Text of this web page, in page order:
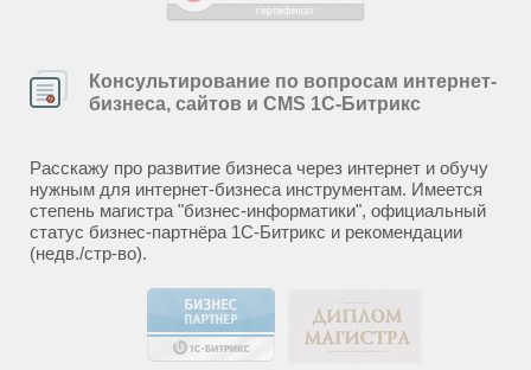
Консультирование по вопросам интернет-
бизнеса, сайтов и CMS 1С-Битрикс
Расскажу про развитие бизнеса через интернет и обучу
нужным для интернет-бизнеса инструментам. Имеется
степень магистра "бизнес-информатики", официальный
статус бизнес-партнёра 1С-Битрикс и рекомендации
(недв./стр-во).